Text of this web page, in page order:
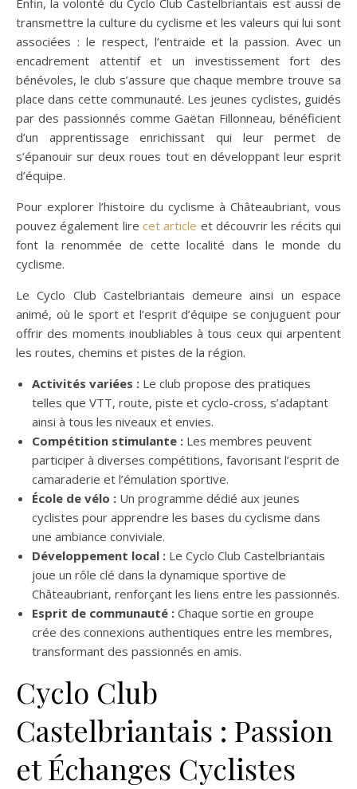
Enfin, la volonté du Cyclo Club Castelbriantais est aussi de
transmettre la culture du cyclisme et les valeurs qui lui sont
associées : le respect, l’entraide et la passion. Avec un
encadrement attentif et un investissement fort des
bénévoles, le club s’assure que chaque membre trouve sa
place dans cette communauté. Les jeunes cyclistes, guidés
par des passionnés comme Gaëtan Fillonneau, bénéficient
d’un apprentissage enrichissant qui leur permet de
s’épanouir sur deux roues tout en développant leur esprit
d’équipe.
Pour explorer l’histoire du cyclisme à Châteaubriant, vous
pouvez également lire cet article et découvrir les récits qui
font la renommée de cette localité dans le monde du
cyclisme.
Le Cyclo Club Castelbriantais demeure ainsi un espace
animé, où le sport et l’esprit d’équipe se conjuguent pour
offrir des moments inoubliables à tous ceux qui arpentent
les routes, chemins et pistes de la région.
Activités variées : Le club propose des pratiques
telles que VTT, route, piste et cyclo-cross, s’adaptant
ainsi à tous les niveaux et envies.
Compétition stimulante : Les membres peuvent
participer à diverses compétitions, favorisant l’esprit de
camaraderie et l’émulation sportive.
École de vélo : Un programme dédié aux jeunes
cyclistes pour apprendre les bases du cyclisme dans
une ambiance conviviale.
Développement local : Le Cyclo Club Castelbriantais
joue un rôle clé dans la dynamique sportive de
Châteaubriant, renforçant les liens entre les passionnés.
Esprit de communauté : Chaque sortie en groupe
crée des connexions authentiques entre les membres,
transformant des passionnés en amis.
Cyclo Club
Castelbriantais : Passion
et Échanges Cyclistes